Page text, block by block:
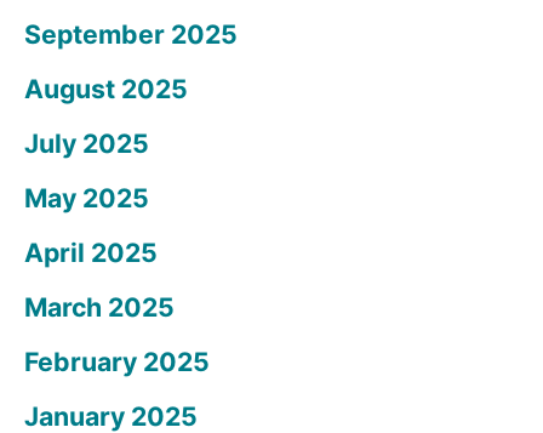
September 2025
August 2025
July 2025
May 2025
April 2025
March 2025
February 2025
January 2025